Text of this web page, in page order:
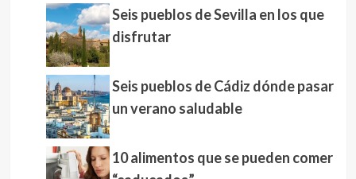
Seis pueblos de Sevilla en los que
disfrutar
Seis pueblos de Cádiz dónde pasar
un verano saludable
10 alimentos que se pueden comer